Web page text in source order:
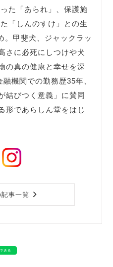
た「あられ」、保護施
「しんのすけ」との生
。甲斐犬、ジャックラッ
さに必死にしつけや犬
の真の健康と幸せを深
機関での勤務歴35年、
結びつく意義」に賛同
形であらしん堂をはじ
事一覧
送る